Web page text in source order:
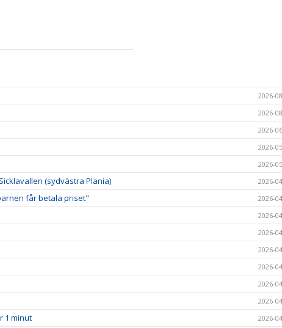
2026-
2026-
2026-
2026-
2026-
(sydvästra Plania) 2026-
får betala priset" 2026-
2026-
2026-
2026-
2026-
2026-
2026-
1 minut 2026-